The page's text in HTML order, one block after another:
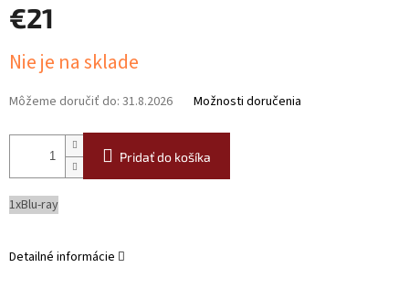
€21
cena:
Nie je na sklade
Môžeme doručiť do: 31.8.2026 Možnosti doručenia
Pridať do košíka
1xBlu-ray
Detailné informácie